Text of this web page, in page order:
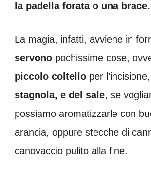
la padella forata o una brace.
La magia, infatti, avviene in
servono pochissime cose,
piccolo coltello per
stagnola, e del sale, se
possiamo aromatizzarle con
arancia, oppure stecche di
canovaccio pulito alla fine.